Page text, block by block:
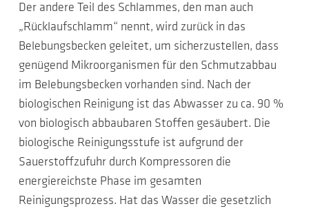
Der andere Teil des Schlammes, den man auch
„Rücklaufschlamm“ nennt, wird zurück in das
Belebungsbecken geleitet, um sicherzustellen, dass
genügend Mikroorganismen für den Schmutzabbau
im Belebungsbecken vorhanden sind. Nach der
biologischen Reinigung ist das Abwasser zu ca. 90 %
von biologisch abbaubaren Stoffen gesäubert. Die
biologische Reinigungsstufe ist aufgrund der
Sauerstoffzufuhr durch Kompressoren die
energiereichste Phase im gesamten
Reinigungsprozess. Hat das Wasser die gesetzlich